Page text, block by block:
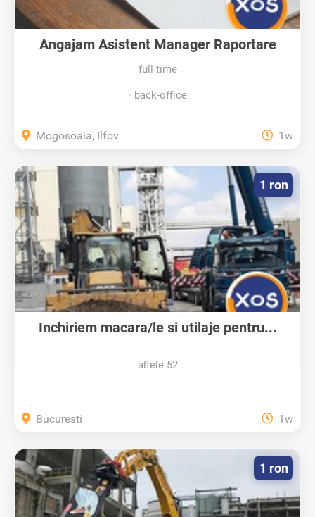
Angajam Asistent Manager Raportare
full time
back-office
Mogosoaia, Ilfov 1w
Inchiriem macara/le si utilaje pentru...
altele 52
1 ron
Bucuresti 1w
1 ron